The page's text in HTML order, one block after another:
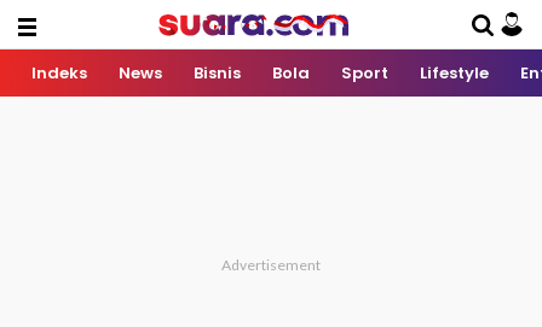
Indeks News Bisnis Bola Sport Lifestyle